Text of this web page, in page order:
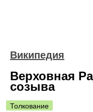
Википедия
Верховная
созыва
Толкование